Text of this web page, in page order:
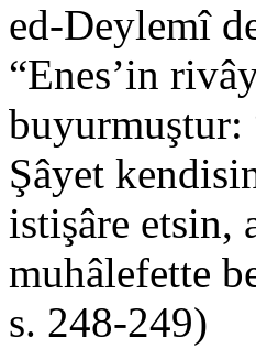
ed-Deylemî
“Enes’in
buyurmuştur:
Şâyet
istişâre etsin,
muhâlefette
s. 248-249)